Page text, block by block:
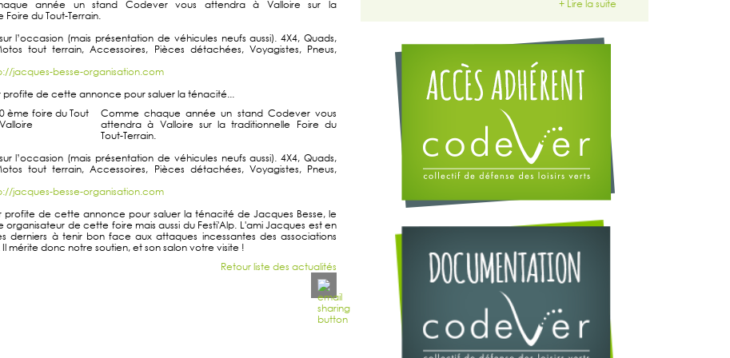
année un stand Codever vous attendra à Valloire sur la
Foire du Tout-Terrain.
l’occasion (mais présentation de véhicules neufs aussi). 4X4, Quads,
tout terrain, Accessoires, Pièces détachées, Voyagistes, Pneus,
jacques-besse-organisation.com
profite de cette annonce pour saluer la ténacité...
Comme chaque année un stand Codever vous
attendra à Valloire sur la traditionnelle Foire du
Tout-Terrain.
l’occasion (mais présentation de véhicules neufs aussi). 4X4, Quads,
tout terrain, Accessoires, Pièces détachées, Voyagistes, Pneus,
jacques-besse-organisation.com
profite de cette annonce pour saluer la ténacité de Jacques Besse, le
organisateur de cette foire mais aussi du Festi'Alp. L'ami Jacques est en
derniers à tenir bon face aux attaques incessantes des associations
mérite donc notre soutien, et son salon votre visite !
Retour liste des actualités
+ Lire la suite